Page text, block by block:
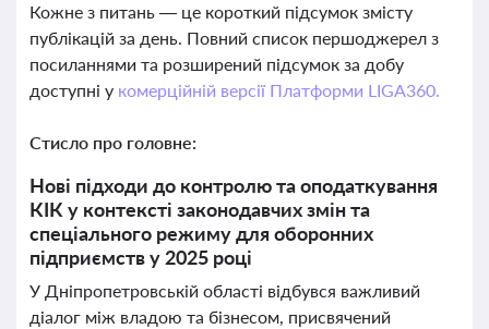
Кожне з питань — це короткий підсумок змісту
публікацій за день. Повний список першоджерел з
посиланнями та розширений підсумок за добу
доступні у комерційній версії Платформи LIGA360.
Стисло про головне:
Нові підходи до контролю та оподаткування
КІК у контексті законодавчих змін та
спеціального режиму для оборонних
підприємств у 2025 році
У Дніпропетровській області відбувся важливий
діалог між владою та бізнесом, присвячений